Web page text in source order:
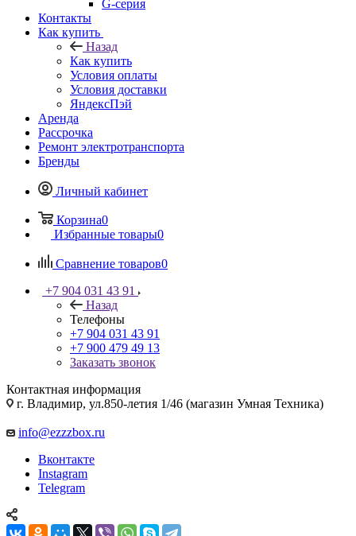
G-серия
Контакты
Как купить
Назад
Как купить
Условия оплаты
Условия доставки
ЯндексПэй
Аренда
Рассрочка
Ремонт электротранспорта
Бренды
Личный кабинет
Корзина0
Избранные товары0
Сравнение товаров0
+7 904 031 43 91
Назад
Телефоны
+7 904 031 43 91
+7 900 479 49 13
Заказать звонок
Контактная информация
г. Владимир, ул.850-летия 1/46 (магазин Умная Техника)
info@ezzzbox.ru
Вконтакте
Instagram
Telegram